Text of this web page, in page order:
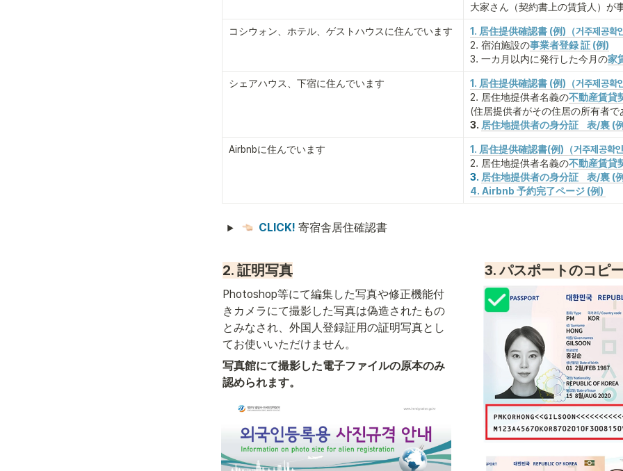
大家さん（契約書上の賃貸人）が
コシウォン、ホテル、ゲストハウスに住んでいます
1. 居住提供確認書 (例)（거주제공확인
2. 宿泊施設の事業者登録 証 (例)
3. 一カ月以内に発行した今月の家
シェアハウス、下宿に住んでいます
1. 居住提供確認書 (例)（거주제공확인
2. 居住地提供者名義の不動産賃貸
(住居提供者がその住居の所有者で
3. 居住地提供者の身分証　表/裏 (
Airbnbに住んでいます
1. 居住提供確認書(例)（거주제공확인
2. 居住地提供者名義の不動産賃貸
3. 居住地提供者の身分証　表/裏 (
4. Airbnb 予約完了ページ (例)
CLICK! 寄宿舎居住確認書
2. 証明写真
Photoshop等にて編集した写真や修正機能付
きカメラにて撮影した写真は偽造されたもの
とみなされ、外国人登録証用の証明写真とし
てお使いいただけません。
写真館にて撮影した電子ファイルの原本のみ
認められます。
3. パスポートのコピー